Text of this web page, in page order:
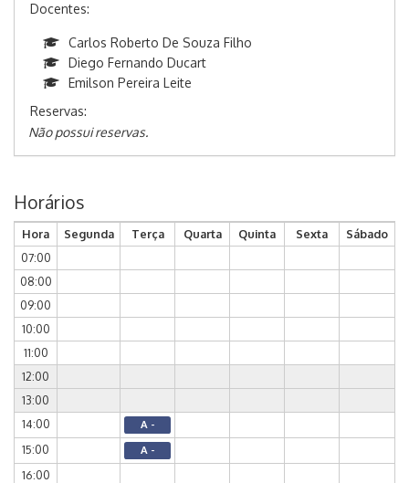
Docentes:
Carlos Roberto De Souza Filho
Diego Fernando Ducart
Emilson Pereira Leite
Reservas:
Não possui reservas.
Horários
Hora Segunda Terça Quarta Quinta Sexta
Sábado
07:00
08:00
09:00
10:00
11:00
12:00
13:00
14:00
A -
15:00 A -
16:00